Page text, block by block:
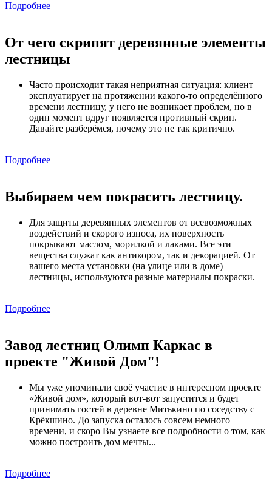
Подробнее
От чего скрипят деревянные элементы
лестницы
Часто происходит такая неприятная ситуация: клиент
эксплуатирует на протяжении какого-то определённого
времени лестницу, у него не возникает проблем, но в
один момент вдруг появляется противный скрип.
Давайте разберёмся, почему это не так критично.
Подробнее
Выбираем чем покрасить лестницу.
Для защиты деревянных элементов от всевозможных
воздействий и скорого износа, их поверхность
покрывают маслом, морилкой и лаками. Все эти
вещества служат как антикором, так и декорацией. От
вашего места установки (на улице или в доме)
лестницы, используются разные материалы покраски.
Подробнее
Завод лестниц Олимп Каркас в
проекте "Живой Дом"!
Мы уже упоминали своё участие в интересном проекте
«Живой дом», который вот-вот запустится и будет
принимать гостей в деревне Митькино по соседству с
Крёкшино. До запуска осталось совсем немного
времени, и скоро Вы узнаете все подробности о том, как
можно построить дом мечты...
Подробнее